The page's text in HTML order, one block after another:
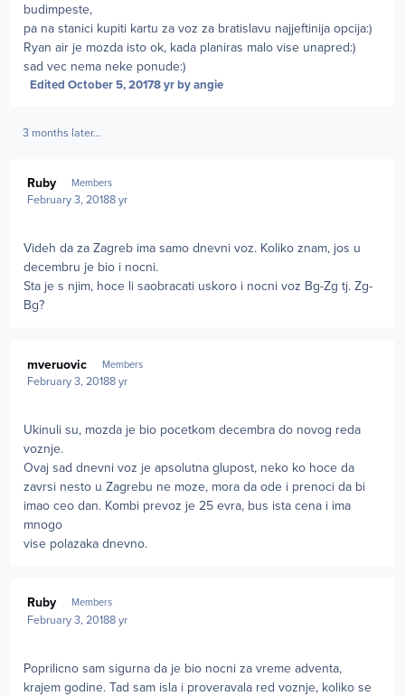
budimpeste,
pa na stanici kupiti kartu za voz za bratislavu najjeftinija opcija:)
Ryan air je mozda isto ok, kada planiras malo vise unapred:)
sad vec nema neke ponude:)
Edited October 5, 20178 yrby angie
3 months later...
Ruby Members
February 3, 20188 yr
Videh da za Zagreb ima samo dnevni voz. Koliko znam, jos u
decembru je bio i nocni.
Sta je s njim, hoce li saobracati uskoro i nocni voz Bg-Zg tj. Zg-
Bg?
mveruovic Members
February 3, 20188 yr
Ukinuli su, mozda je bio pocetkom decembra do novog reda
voznje.
Ovaj sad dnevni voz je apsolutna glupost, neko ko hoce da
zavrsi nesto u Zagrebu ne moze, mora da ode i prenoci da bi
imao ceo dan. Kombi prevoz je 25 evra, bus ista cena i ima
mnogo
vise polazaka dnevno.
Ruby Members
February 3, 20188 yr
Poprilicno sam sigurna da je bio nocni za vreme adventa,
krajem godine. Tad sam isla i proveravala red voznje, koliko se